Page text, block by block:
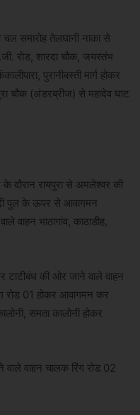
चल समारोह तेलघानी नाका से
रोड, शारदा चौक, जयस्तंभ
पुरानीबस्ती मार्ग होकर
चौक (अंडरब्रीज) से महादेव घाट
दौरान रायपुरा से अमलेश्वर की
पुल के ऊपर से आवागमन
वाहन भाठागांव, काठाडीह,
टाटीबंध की ओर जाने वाले वाहन
रोड 01 होकर आवागमन कर
समता कालोनी होकर
वाहन चालक रिंग रोड 02